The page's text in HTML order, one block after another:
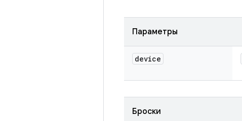
Параметры
device
Броски